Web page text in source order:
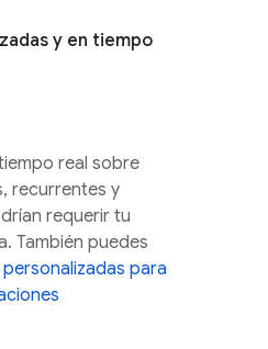
y en tiempo
real sobre
recurrentes y
requerir tu
También puedes
para